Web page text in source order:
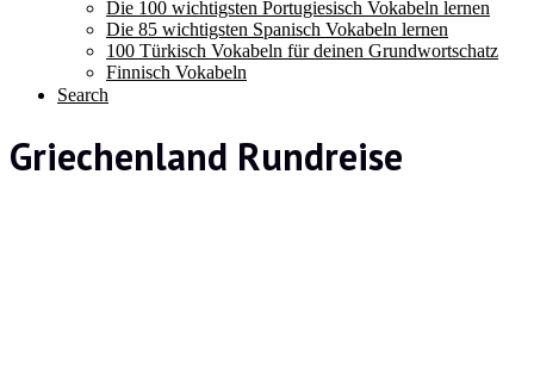
Die 100 wichtigsten Portugiesisch Vokabeln lernen
Die 85 wichtigsten Spanisch Vokabeln lernen
100 Türkisch Vokabeln für deinen Grundwortschatz
Finnisch Vokabeln
Search
Griechenland Rundreise